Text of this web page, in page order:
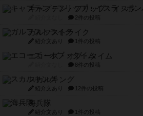
キャプテン・フリップ：イスラ
2件の投稿
ガルフストライク
紹介文あり 1件の投稿
エコーズ・オブ・タイム
8件の投稿
スカルキング
紹介文あり 12件の投稿
海兵隊
紹介文あり 1件の投稿